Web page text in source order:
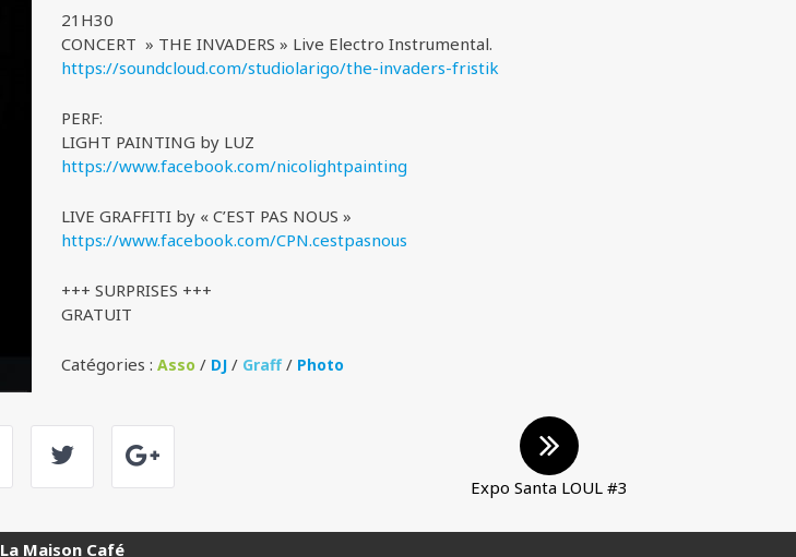
21H30
CONCERT » THE INVADERS » Live Electro Instrumental.
https://soundcloud.com/studiolarigo/the-invaders-fristik
PERF:
LIGHT PAINTING by LUZ
https://www.facebook.com/nicolightpainting
LIVE GRAFFITI by « C’EST PAS NOUS »
https://www.facebook.com/CPN.cestpasnous
+++ SURPRISES +++
GRATUIT
Catégories : Asso / DJ / Graff / Photo
Expo Santa LOUL #3
La Maison Café